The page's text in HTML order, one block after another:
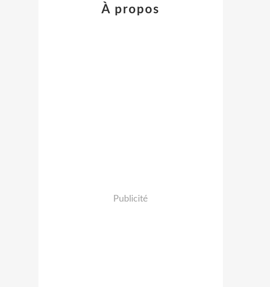
À propos
Publicité